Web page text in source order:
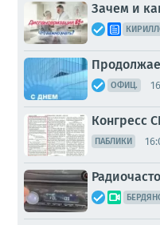
Зачем и
ОФИЦ.
Конгресс
ПАБЛИКИ